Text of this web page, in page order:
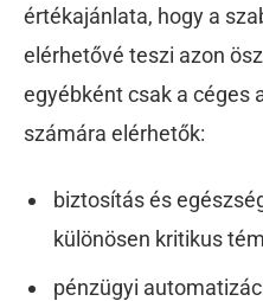
értékajánlata, hogy a
elérhetővé teszi azon
egyébként csak a céges
számára elérhetők:
biztosítás és
különösen kritikus
pénzügyi